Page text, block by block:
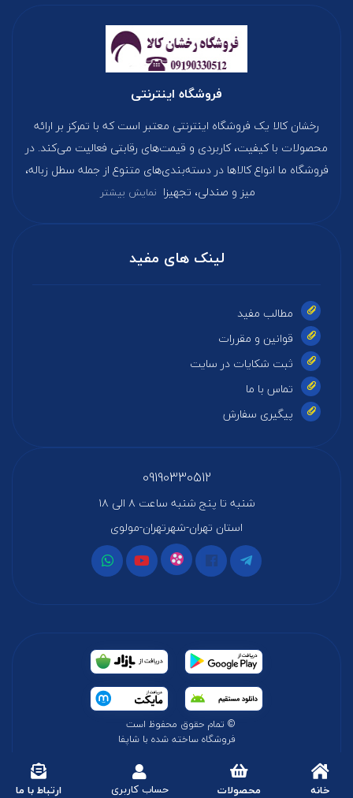
خانه محصولات حساب کاربری ارتباط با ما
فروشگاه اینترنتی
رخشان کالا یک فروشگاه اینترنتی معتبر است که با تمرکز بر ارائه
محصولات با کیفیت، کاربردی و قیمت‌های رقابتی فعالیت می‌کند. در
فروشگاه ما انواع کالاها در دسته‌بندی‌های متنوع از جمله سطل زباله،
میز و صندلی، تجهیزا نمایش بیشتر
لینک های مفید
مطالب مفید
قوانین و مقررات
ثبت شکایات در سایت
تماس با ما
پیگیری سفارش
09190330512
شنبه تا پنج شنبه ساعت ۸ الی ۱۸
استان تهران-شهرتهران-مولوی
© تمام حقوق محفوظ است
فروشگاه ساخته شده با شاپفا